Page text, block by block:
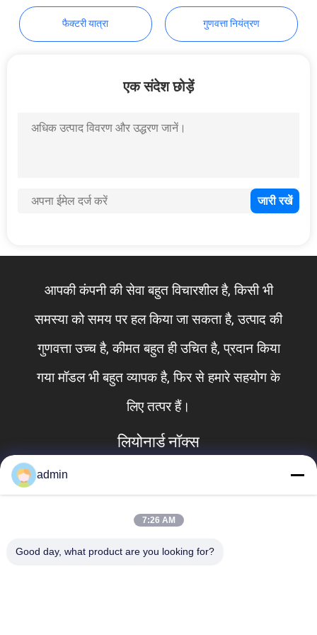
मांगें
नीति
फैक्टरी यात्रा गुणवत्ता नियंत्रण
एक संदेश छोड़ें
आपकी कंपनी की सेवा बहुत विचारशील है, किसी भी
समस्या को समय पर हल किया जा सकता है, उत्पाद की
गुणवत्ता उच्च है, कीमत बहुत ही उचित है, प्रदान किया
गया मॉडल भी बहुत व्यापक है, फिर से हमारे सहयोग के
लिए तत्पर हैं।
लियोनार्ड नॉक्स
admin
7:26 AM
Good day, what product are you looking for?